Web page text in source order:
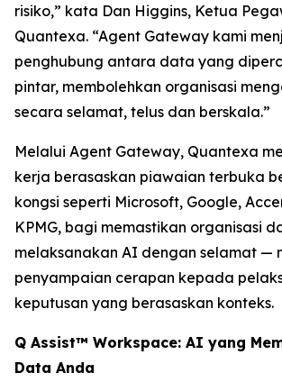
risiko,” kata Dan Higgins, Ketua
Quantexa. “Agent Gateway kami
penghubung antara data yang
pintar, membolehkan organisasi
secara selamat, telus dan berskala.”
Melalui Agent Gateway, Quantexa
kerja berasaskan piawaian terbuka
kongsi seperti Microsoft, Google,
KPMG, bagi memastikan organisasi
melaksanakan AI dengan selamat —
penyampaian cerapan kepada
keputusan yang berasaskan konteks.
Q Assist™ Workspace: AI yang
Data Anda